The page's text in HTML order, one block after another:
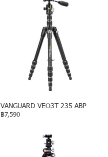
VANGUARD VEO3T 235 ABP
฿7,590